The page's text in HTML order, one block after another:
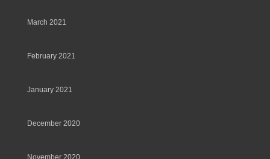
March 2021
February 2021
January 2021
December 2020